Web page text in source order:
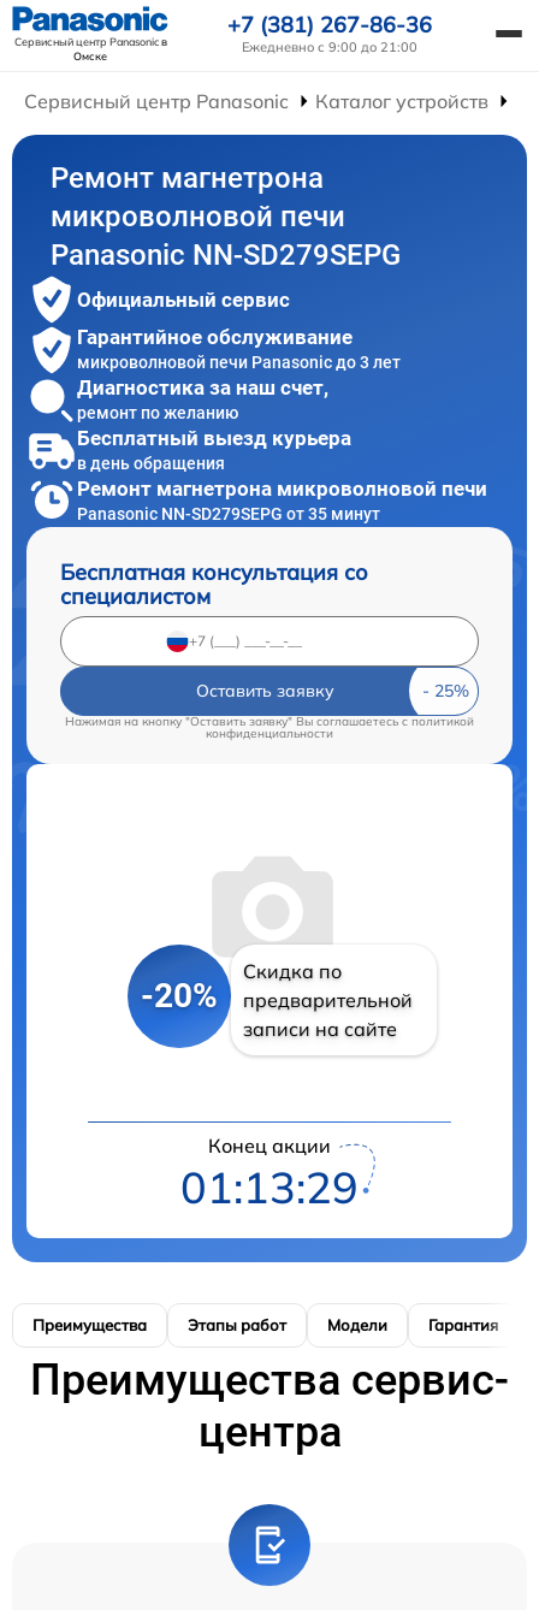
Сервисный центр Panasonicв
Омске
+7 (381) 267-86-36
Ежедневно с 9:00 до 21:00
Сервисный центр Panasonic Каталог устройств
Ремонт магнетрона
микроволновой печи
Panasonic NN-SD279SEPG
Официальный сервис
Гарантийное обслуживание
микроволновой печи Panasonic до 3 лет
Диагностика за наш счет,
ремонт по желанию
Бесплатный выезд курьера
в день обращения
Ремонт магнетрона микроволновой печи
Panasonic NN-SD279SEPG от 35 минут
Бесплатная консультация со
специалистом
Оставить заявку
Нажимая на кнопку "Оставить заявку" Вы соглашаетесь cполитикой
конфиденциальности
-20%
Скидка по
предварительной
записи на сайте
Конец акции
01:13:28
Преимущества Этапы работ Модели Гарантия
Преимущества сервис-
центра